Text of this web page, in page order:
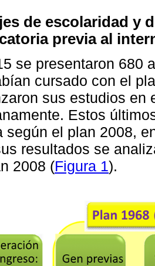
de escolaridad y
previa al
se presentaron 680
cursado con el
sus estudios en
Estos
según el plan 2008,
resultados se
2008 (Figura 1).